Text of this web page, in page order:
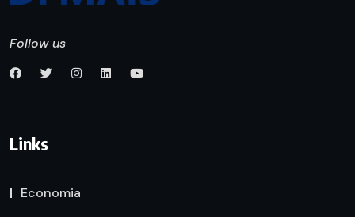
Follow us
Links
Economia